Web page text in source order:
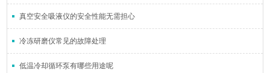
真空安全吸液仪的安全性能无需担心
冷冻研磨仪常见的故障处理
低温冷却循环泵有哪些用途呢